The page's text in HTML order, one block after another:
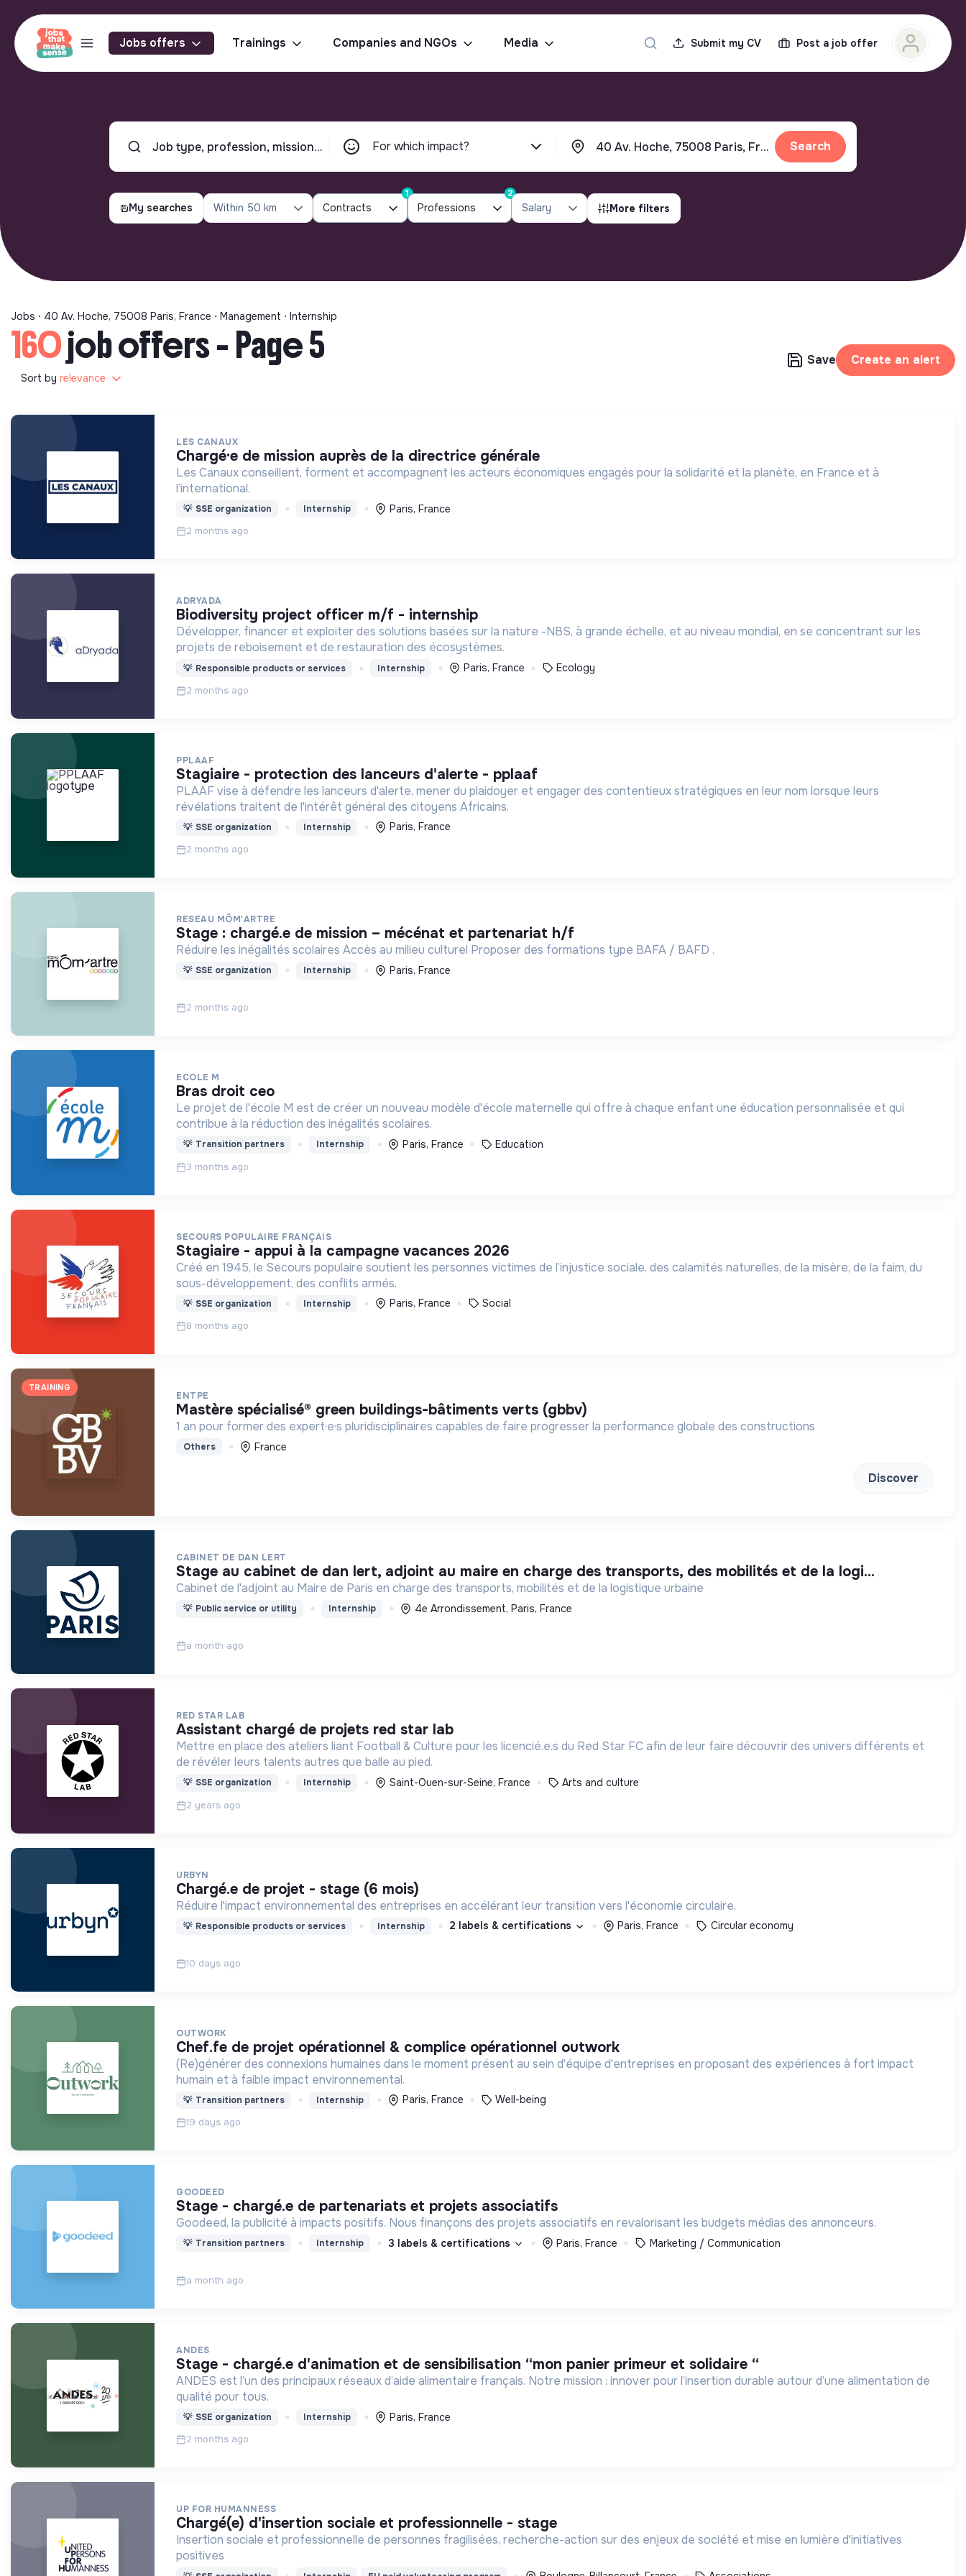
Jobs offers Trainings Companies and NGOs Media Submit my CV Post a job offer
For which impact? Search
My searches Within 50 km Contracts
1
Professions
2
Salary More filters
Jobs ⋅ 40 Av. Hoche, 75008 Paris, France ⋅ Management ⋅ Internship
160job offers - Page 5
Sort by relevance
Save Create an alert
LES CANAUX
chargé·e de mission auprès de la directrice générale
Les Canaux conseillent, forment et accompagnent les acteurs économiques engagés pour la solidarité et la planète, en France et à
l’international.
💡 SSE organization Internship Paris, France
2 months ago
ADRYADA
biodiversity project officer m/f - internship
Développer, financer et exploiter des solutions basées sur la nature -NBS, à grande échelle, et au niveau mondial, en se concentrant sur les
projets de reboisement et de restauration des écosystèmes.
💡 Responsible products or services Internship Paris, France Ecology
2 months ago
PPLAAF
stagiaire - protection des lanceurs d'alerte - pplaaf
PLAAF vise à défendre les lanceurs d'alerte, mener du plaidoyer et engager des contentieux stratégiques en leur nom lorsque leurs
révélations traitent de l'intérêt général des citoyens Africains.
💡 SSE organization Internship Paris, France
2 months ago
RESEAU MÔM'ARTRE
stage : chargé.e de mission – mécénat et partenariat h/f
Réduire les inégalités scolaires Accès au milieu culturel Proposer des formations type BAFA / BAFD .
💡 SSE organization Internship Paris, France
2 months ago
ECOLE M
bras droit ceo
Le projet de l'école M est de créer un nouveau modèle d'école maternelle qui offre à chaque enfant une éducation personnalisée et qui
contribue à la réduction des inégalités scolaires.
💡 Transition partners Internship Paris, France Education
3 months ago
SECOURS POPULAIRE FRANÇAIS
stagiaire - appui à la campagne vacances 2026
Créé en 1945, le Secours populaire soutient les personnes victimes de l’injustice sociale, des calamités naturelles, de la misère, de la faim, du
sous-développement, des conflits armés.
💡 SSE organization Internship Paris, France Social
8 months ago
TRAINING
ENTPE
mastère spécialisé® green buildings-bâtiments verts (gbbv)
1 an pour former des expert·e·s pluridisciplinaires capables de faire progresser la performance globale des constructions
Others France
Discover
CABINET DE DAN LERT
stage au cabinet de dan lert, adjoint au maire en charge des transports, des mobilités et de la logi...
Cabinet de l'adjoint au Maire de Paris en charge des transports, mobilités et de la logistique urbaine
💡 Public service or utility Internship 4e Arrondissement, Paris, France
a month ago
RED STAR LAB
assistant chargé de projets red star lab
Mettre en place des ateliers liant Football & Culture pour les licencié.e.s du Red Star FC afin de leur faire découvrir des univers différents et
de révéler leurs talents autres que balle au pied.
💡 SSE organization Internship Saint-Ouen-sur-Seine, France Arts and culture
2 years ago
URBYN
chargé.e de projet - stage (6 mois)
Réduire l'impact environnemental des entreprises en accélérant leur transition vers l'économie circulaire.
💡 Responsible products or services Internship 2 labels & certifications Paris, France Circular economy
10 days ago
OUTWORK
chef.fe de projet opérationnel & complice opérationnel outwork
(Re)générer des connexions humaines dans le moment présent au sein d'équipe d'entreprises en proposant des expériences à fort impact
humain et à faible impact environnemental.
💡 Transition partners Internship Paris, France Well-being
19 days ago
GOODEED
stage - chargé.e de partenariats et projets associatifs
Goodeed, la publicité à impacts positifs. Nous finançons des projets associatifs en revalorisant les budgets médias des annonceurs.
💡 Transition partners Internship 3 labels & certifications Paris, France Marketing / Communication
a month ago
ANDES
stage - chargé.e d'animation et de sensibilisation “mon panier primeur et solidaire “
ANDES est l’un des principaux réseaux d’aide alimentaire français. Notre mission : innover pour l’insertion durable autour d’une alimentation de
qualité pour tous.
💡 SSE organization Internship Paris, France
2 months ago
UP FOR HUMANNESS
chargé(e) d'insertion sociale et professionnelle - stage
Insertion sociale et professionnelle de personnes fragilisées, recherche-action sur des enjeux de société et mise en lumière d'initiatives
positives